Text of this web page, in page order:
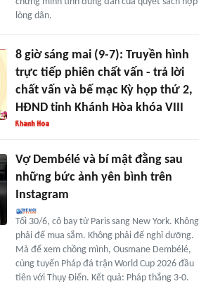
lòng dân.
8 giờ sáng mai (9-7): Truyền hình
trực tiếp phiên chất vấn - trả lời
chất vấn và bế mạc Kỳ họp thứ 2,
HĐND tỉnh Khánh Hòa khóa VIII
Vợ Dembélé và bí mật đằng sau
những bức ảnh yên bình trên
Instagram
Tối 30/6, cô bay từ Paris sang New York. Không
phải để mua sắm. Không phải để nghỉ dưỡng.
Mà để xem chồng mình, Ousmane Dembélé,
cùng tuyển Pháp đá trận World Cup 2026 đầu
tiên với Thụy Điển. Kết quả: Pháp thắng 3-0.